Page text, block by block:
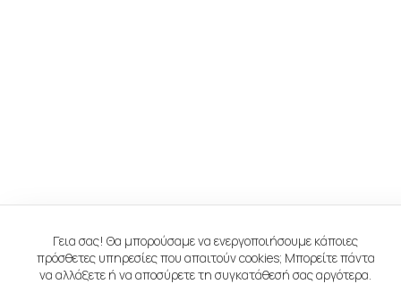
Γεια σας! Θα μπορούσαμε να ενεργοποιήσουμε κάποιες
πρόσθετες υπηρεσίες που απαιτούν cookies; Μπορείτε πάντα
να αλλάξετε ή να αποσύρετε τη συγκατάθεσή σας αργότερα.